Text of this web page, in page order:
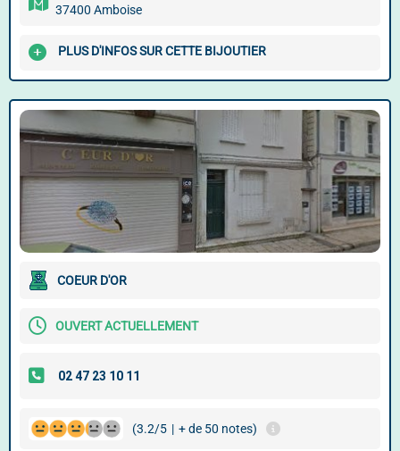
37400 Amboise
PLUS D'INFOS SUR CETTE BIJOUTIER
COEUR D'OR
OUVERT ACTUELLEMENT
(3.2/5 | + de 50 notes)